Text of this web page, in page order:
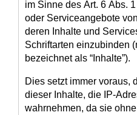
im Sinne des Art. 6 Abs.
oder Serviceangebote
deren Inhalte und
Schriftarten einzubinden
bezeichnet als “Inhalte”).
Dies setzt immer voraus,
dieser Inhalte, die IP-
wahrnehmen, da sie